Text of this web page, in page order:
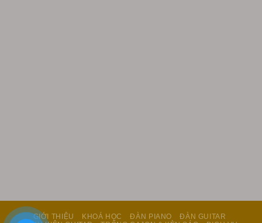
GIỚI THIỆU KHOÁ HỌC ĐÀN PIANO
ĐÀN GUITAR